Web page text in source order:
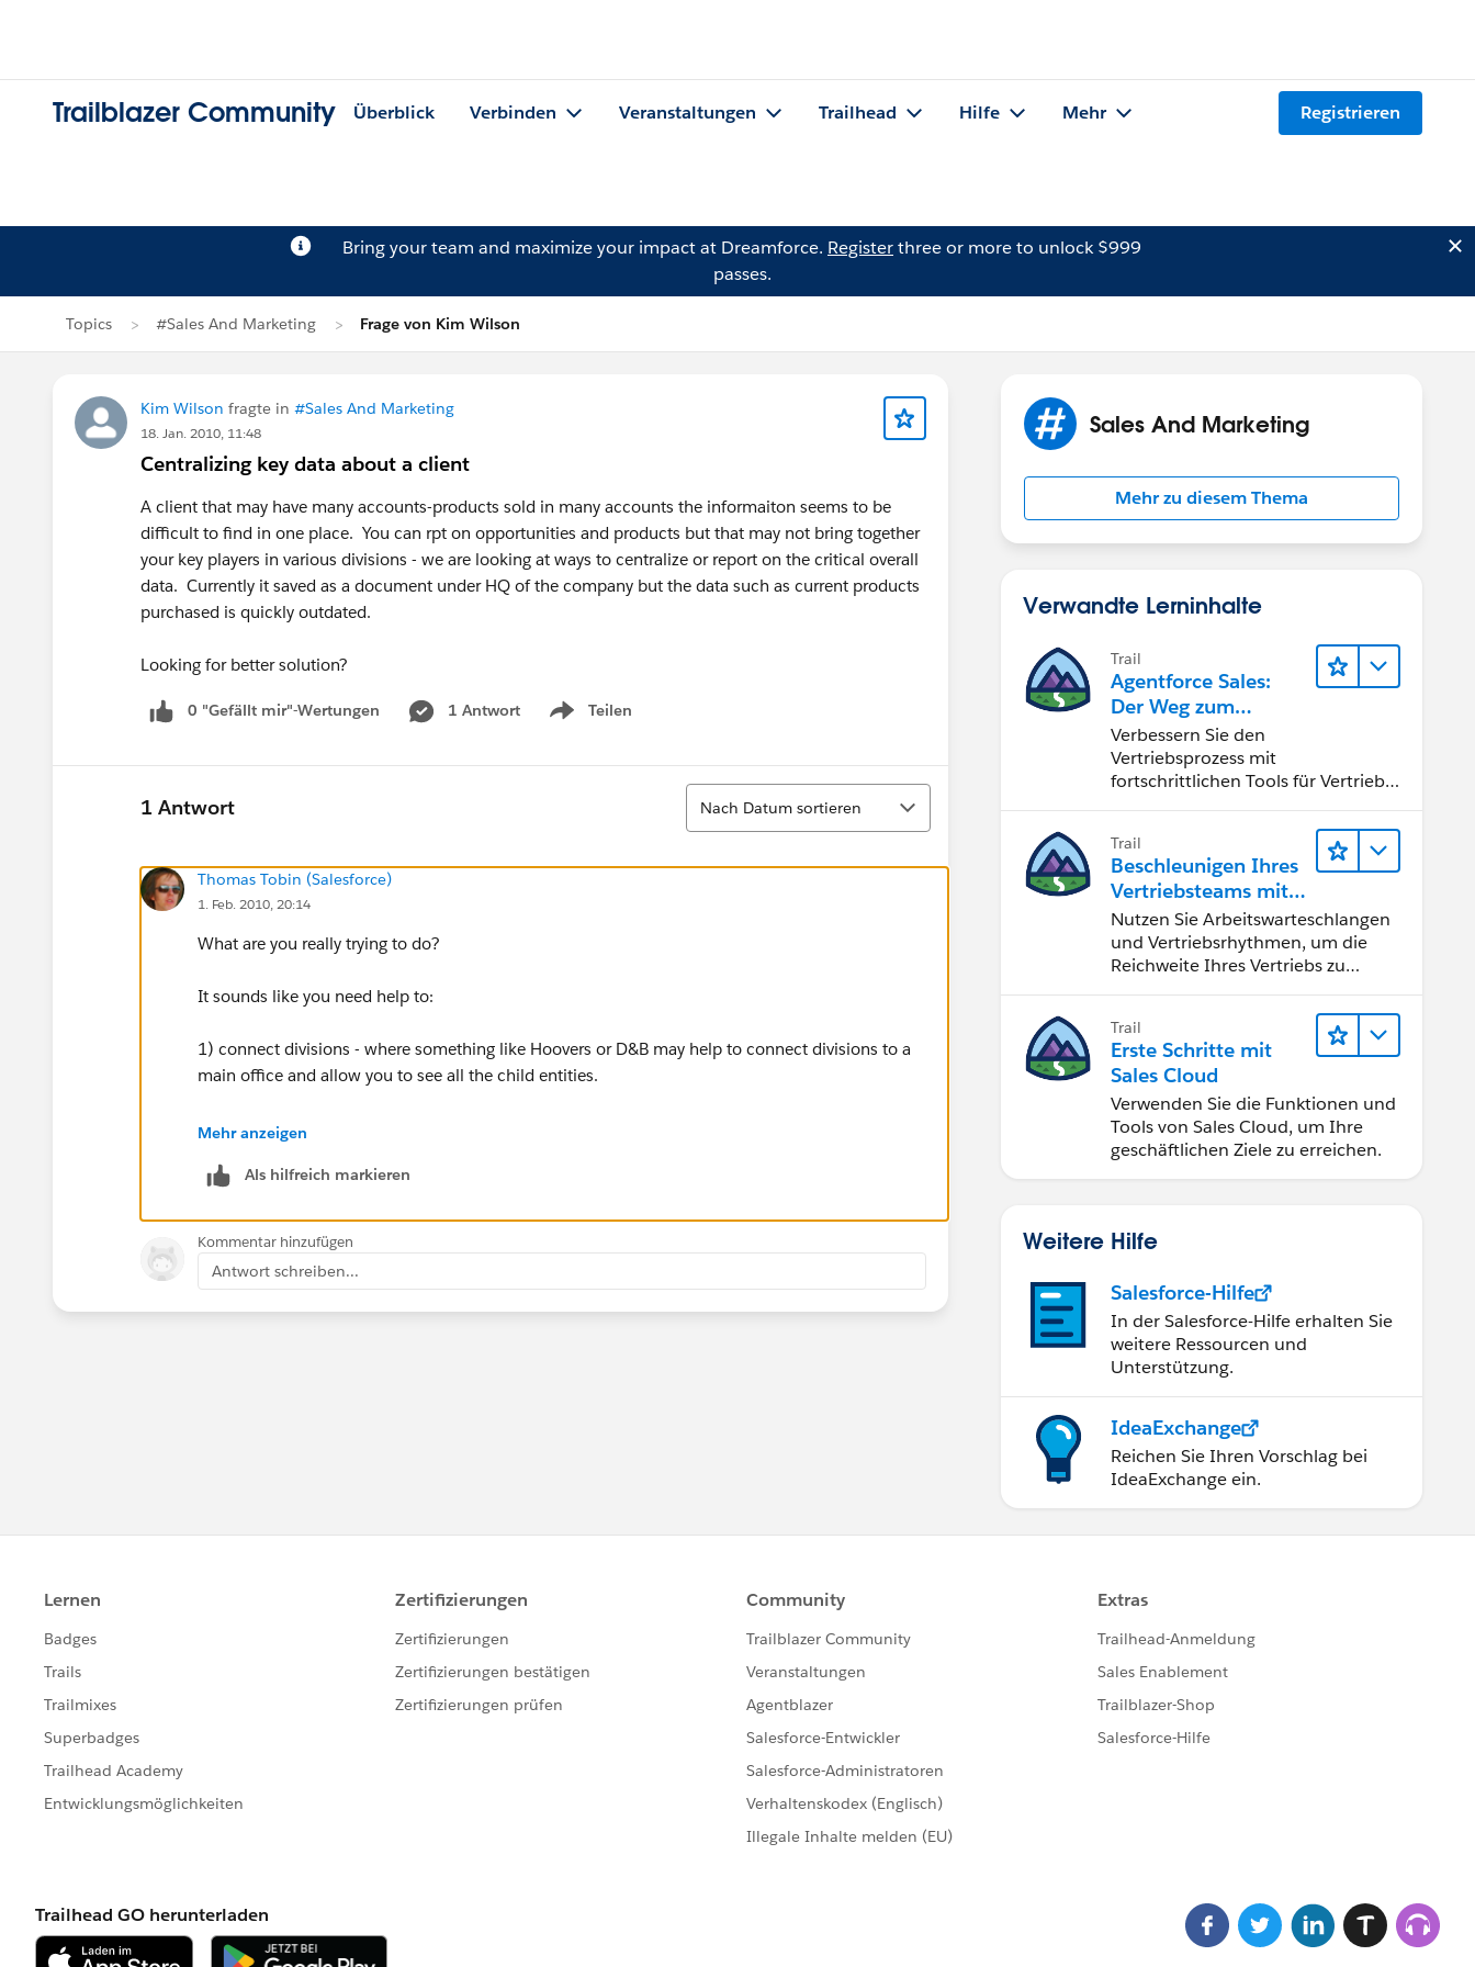
Trailblazer Community Überblick Verbinden Veranstaltungen Trailhead Hilfe Mehr Registrieren
Bring your team and maximize your impact at Dreamforce. Registerthree or more to unlock $999
passes.
Topics #Sales And Marketing Frage von Kim Wilson
Kim Wilson fragte in #Sales And Marketing
18. Jan. 2010, 11:48
Centralizing key data about a client
A client that may have many accounts-products sold in many accounts the informaiton seems to be
difficult to find in one place. You can rpt on opportunities and products but that may not bring together
your key players in various divisions - we are looking at ways to centralize or report on the critical overall
data. Currently it saved as a document under HQ of the company but the data such as current products
purchased is quickly outdated.
Looking for better solution?
0 "Gefällt mir"-Wertungen 1 Antwort Teilen
Show menu
1 Antwort
Sortieren
Nach Datum sortieren
Thomas Tobin (Salesforce)
1. Feb. 2010, 20:14
What are you really trying to do?
It sounds like you need help to:
1) connect divisions - where something like Hoovers or D&B may help to connect divisions to a
main office and allow you to see all the child entities.
2) report on products for all the closed opportunities for a given global parent.
It's always better to rely on a report of the data, rather than a document somebody updated and
sale.
Mehr anzeigen
Als hilfreich markieren
Kommentar hinzufügen
Antwort schreiben...
Sales And Marketing
Mehr zu diesem Thema
Verwandte Lerninhalte
Trail
Agentforce Sales:
Der Weg zum
Vertriebsspezialisten
Verbessern Sie den
Vertriebsprozess mit
fortschrittlichen Tools für Vertrieb
Implementieren Sie strategische
Vertriebsprogramme und schließen
Sie den Lead-zu-Cash-Zyklus
erfolgreich ab.
Trail
Beschleunigen Ihres
Vertriebsteams mit
Sales Engagement
Nutzen Sie Arbeitswarteschlangen
und Vertriebsrhythmen, um die
Reichweite Ihres Vertriebs zu
Trail
Erste Schritte mit
Sales Cloud
Verwenden Sie die Funktionen und
Tools von Sales Cloud, um Ihre
geschäftlichen Ziele zu erreichen.
Weitere Hilfe
Salesforce-Hilfe
In der Salesforce-Hilfe erhalten Sie
weitere Ressourcen und
Unterstützung.
IdeaExchange
Reichen Sie Ihren Vorschlag bei
IdeaExchange ein.